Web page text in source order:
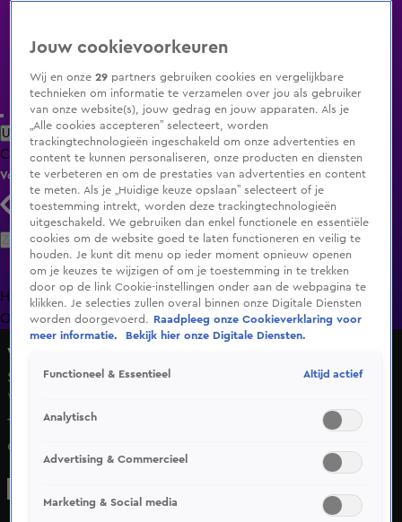
Uitzending Gemist Populaire programma's Zenders Genres
ClipsFilmsRadioSmart TV inlogShop
Volg KIJK
Zoeken
HomeUitzending Gemist Programma's De Bondgenoten
OranjezomerLivestreamsShop
Vandaag Inside
Seizoen 9, aflevering 83
Wo 13 mei, 21:36
Thomas van Groningen, Johan Derksen, Rutger Castricum
en Wierd Duk bespreken in razendsnel tempo de
actualiteit: het beleid van Ajax, de rellen in Loosdrecht en
Jouw cookievoorkeuren
Wij en onze29 partners gebruiken cookies en vergelijkbare
technieken om informatie te verzamelen over jou als gebruiker
van onze website(s), jouw gedrag en jouw apparaten. Als je
„Alle cookies accepteren” selecteert, worden
trackingtechnologieën ingeschakeld om onze advertenties en
content te kunnen personaliseren, onze producten en diensten
te verbeteren en om de prestaties van advertenties en content
te meten. Als je „Huidige keuze opslaan” selecteert of je
toestemming intrekt, worden deze trackingtechnologieën
uitgeschakeld. We gebruiken dan enkel functionele en essentiële
cookies om de website goed te laten functioneren en veilig te
houden. Je kunt dit menu op ieder moment opnieuw openen
om je keuzes te wijzigen of om je toestemming in te trekken
door op de link Cookie-instellingen onder aan de webpagina te
klikken. Je selecties zullen overal binnen onze Digitale Diensten
worden doorgevoerd.
Raadpleeg onze Cookieverklaring voor
meer informatie.
Bekijk hier onze Digitale Diensten.
Functioneel & Essentieel Altijd actief
Analytisch
Advertising & Commercieel
Marketing & Social media